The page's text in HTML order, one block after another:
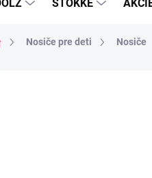
STOKKE
DomovNosiče pre deti Nosiče